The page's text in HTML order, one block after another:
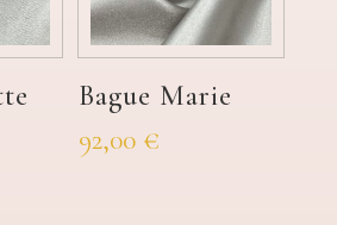
Bague Marie
92,00 €